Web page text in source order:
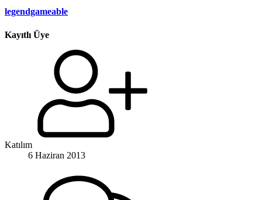
legendgameable
Kayıtlı Üye
Katılım
6 Haziran 2013